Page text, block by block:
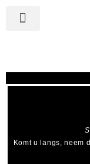
Komt u langs, neem